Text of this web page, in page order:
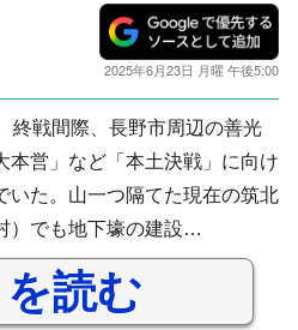
2025年6月23日 月曜 午後5:00
終戦間際、長野市周辺の善光
本営」など「本土決戦」に向け
いた。山一つ隔てた現在の筑北
）でも地下壕の建設…
読む